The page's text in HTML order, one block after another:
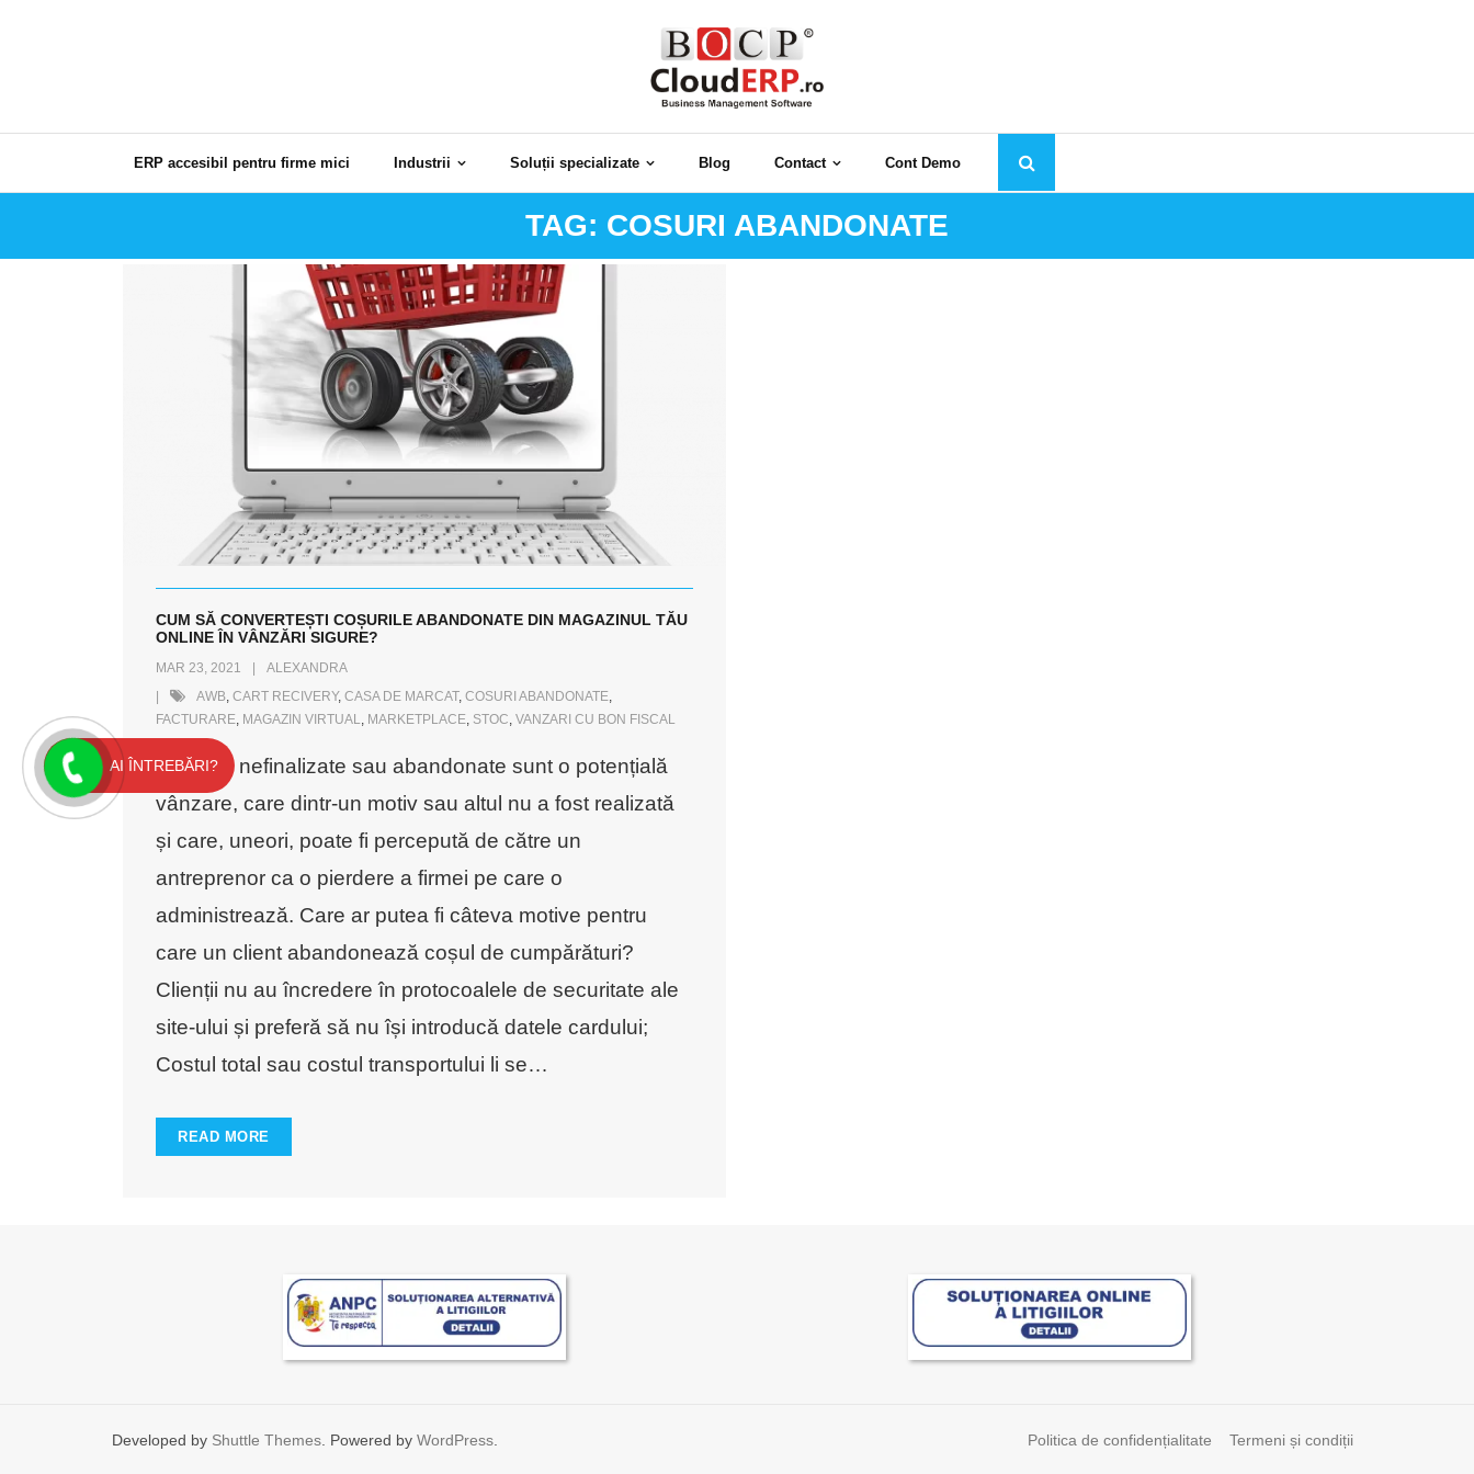
ERP accesibil pentru firme mici Industrii Soluții specializate Blog Contact Cont Demo
TAG: COSURI ABANDONATE
CUM SĂ CONVERTEȘTI COȘURILE ABANDONATE DIN MAGAZINUL TĂU
ONLINE ÎN VÂNZĂRI SIGURE?
MAR 23, 2021
ALEXANDRA
AWB, CART RECIVERY, CASA DE MARCAT, COSURI ABANDONATE,
FACTURARE, MAGAZIN VIRTUAL, MARKETPLACE, STOC, VANZARI CU BON FISCAL
Coșurile nefinalizate sau abandonate sunt o potențială
vânzare, care dintr-un motiv sau altul nu a fost realizată
și care, uneori, poate fi percepută de către un
antreprenor ca o pierdere a firmei pe care o
administrează. Care ar putea fi câteva motive pentru
care un client abandonează coșul de cumpărături?
Clienții nu au încredere în protocoalele de securitate ale
site-ului și preferă să nu își introducă datele cardului;
Costul total sau costul transportului li se…
READ MORE
Developed by Shuttle Themes . Powered by WordPress Politica de confidențialitate Termeni și condiții
AI ÎNTREBĂRI?